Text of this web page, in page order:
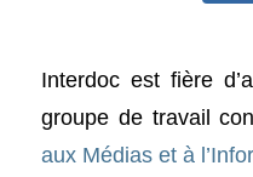
Interdoc est fière
groupe de travail
aux Médias et à